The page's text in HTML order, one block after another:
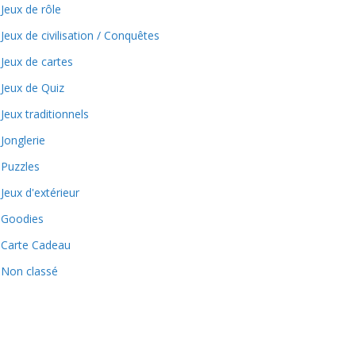
Jeux de rôle
Jeux de civilisation / Conquêtes
Jeux de cartes
Jeux de Quiz
Jeux traditionnels
Jonglerie
Puzzles
Jeux d'extérieur
Goodies
Carte Cadeau
Non classé